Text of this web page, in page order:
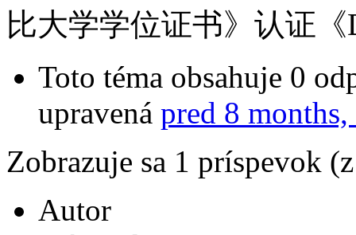
比大学学位证书》认证《
Toto téma obsahuje 0
upravená pred 8 months,
Zobrazuje sa 1 príspevok
Autor